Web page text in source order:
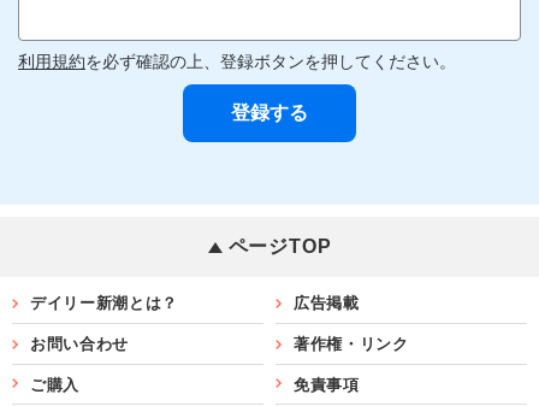
利用規約を必ず確認の上、登録ボタンを押してください。
ページTOP
デイリー新潮とは？ 広告掲載
お問い合わせ 著作権・リンク
ご購入 免責事項